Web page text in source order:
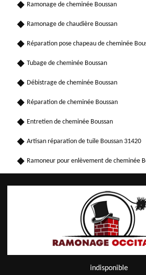
Ramonage de cheminée Boussan
Ramonage de chaudière Boussan
Réparation pose chapeau de cheminée
Tubage de cheminée Boussan
Débistrage de cheminée Boussan
Réparation de cheminée Boussan
Entretien de cheminée Boussan
Artisan réparation de tuile Boussan 31420
Ramoneur pour enlèvement de cheminée
indisponible